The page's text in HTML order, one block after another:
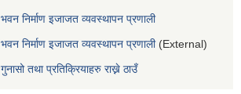
भवन निर्माण इजाजत व्यवस्थापन प्रणाली
भवन निर्माण इजाजत व्यवस्थापन प्रणाली(External)
गुनासो तथा प्रतिक्रियाहरु राख्ने ठाउँ